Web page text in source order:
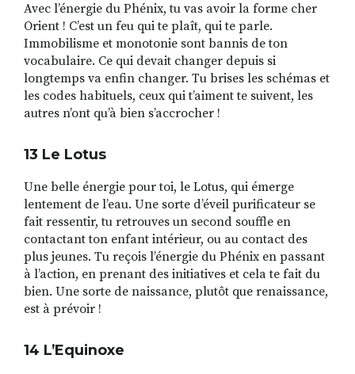
Avec l’énergie du Phénix, tu vas avoir la forme cher
Orient ! C’est un feu qui te plaît, qui te parle.
Immobilisme et monotonie sont bannis de ton
vocabulaire. Ce qui devait changer depuis si
longtemps va enfin changer. Tu brises les schémas et
les codes habituels, ceux qui t’aiment te suivent, les
autres n’ont qu’à bien s’accrocher !
13 Le Lotus
Une belle énergie pour toi, le Lotus, qui émerge
lentement de l’eau. Une sorte d’éveil purificateur se
fait ressentir, tu retrouves un second souffle en
contactant ton enfant intérieur, ou au contact des
plus jeunes. Tu reçois l’énergie du Phénix en passant
à l’action, en prenant des initiatives et cela te fait du
bien. Une sorte de naissance, plutôt que renaissance,
est à prévoir !
14 L’Equinoxe